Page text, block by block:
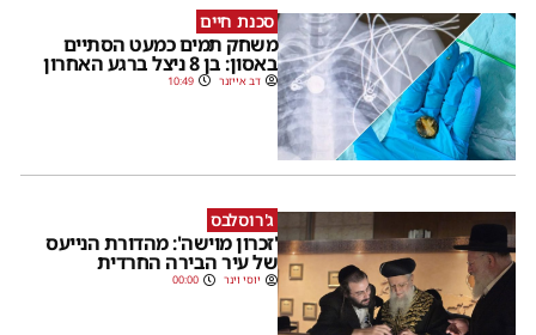
סכנת חיים
משחק תמים כמעט הסתיים
באסון: בן 8 ניצל ברגע האחרון
דב אייזנר 10:49
ג'רוסלבס
'זכרון מוישה': מהדורת הנייעס
של עיר הבירה החרדית
יוסי וינר 00:00